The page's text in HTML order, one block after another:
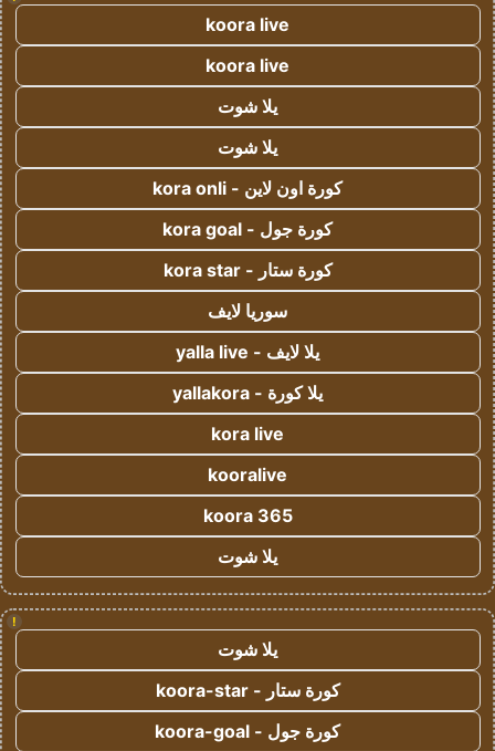
koora live
koora live
يلا شوت
يلا شوت
كورة اون لاين - kora onli
كورة جول - kora goal
كورة ستار - kora star
سوريا لايف
يلا لايف - yalla live
يلا كورة - yallakora
kora live
kooralive
koora 365
يلا شوت
!
يلا شوت
كورة ستار - koora-star
كورة جول - koora-goal